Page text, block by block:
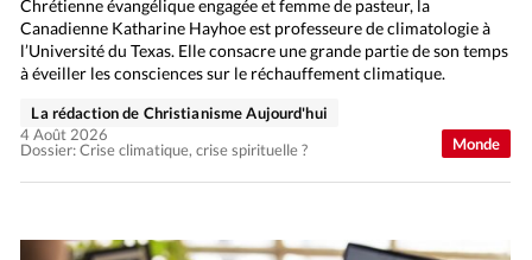
Monde
Chrétienne évangélique engagée et femme de pasteur, la
Canadienne Katharine Hayhoe est professeure de climatologie à
l’Université du Texas. Elle consacre une grande partie de son temps
à éveiller les consciences sur le réchauffement climatique.
Dossier: Crise climatique, crise spirituelle ?
La rédaction de Christianisme Aujourd'hui
4 Août 2026